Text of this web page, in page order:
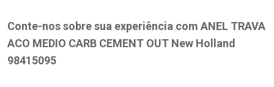
Conte-nos sobre sua experiência com ANEL TRAVA
ACO MEDIO CARB CEMENT OUT New Holland
98415095